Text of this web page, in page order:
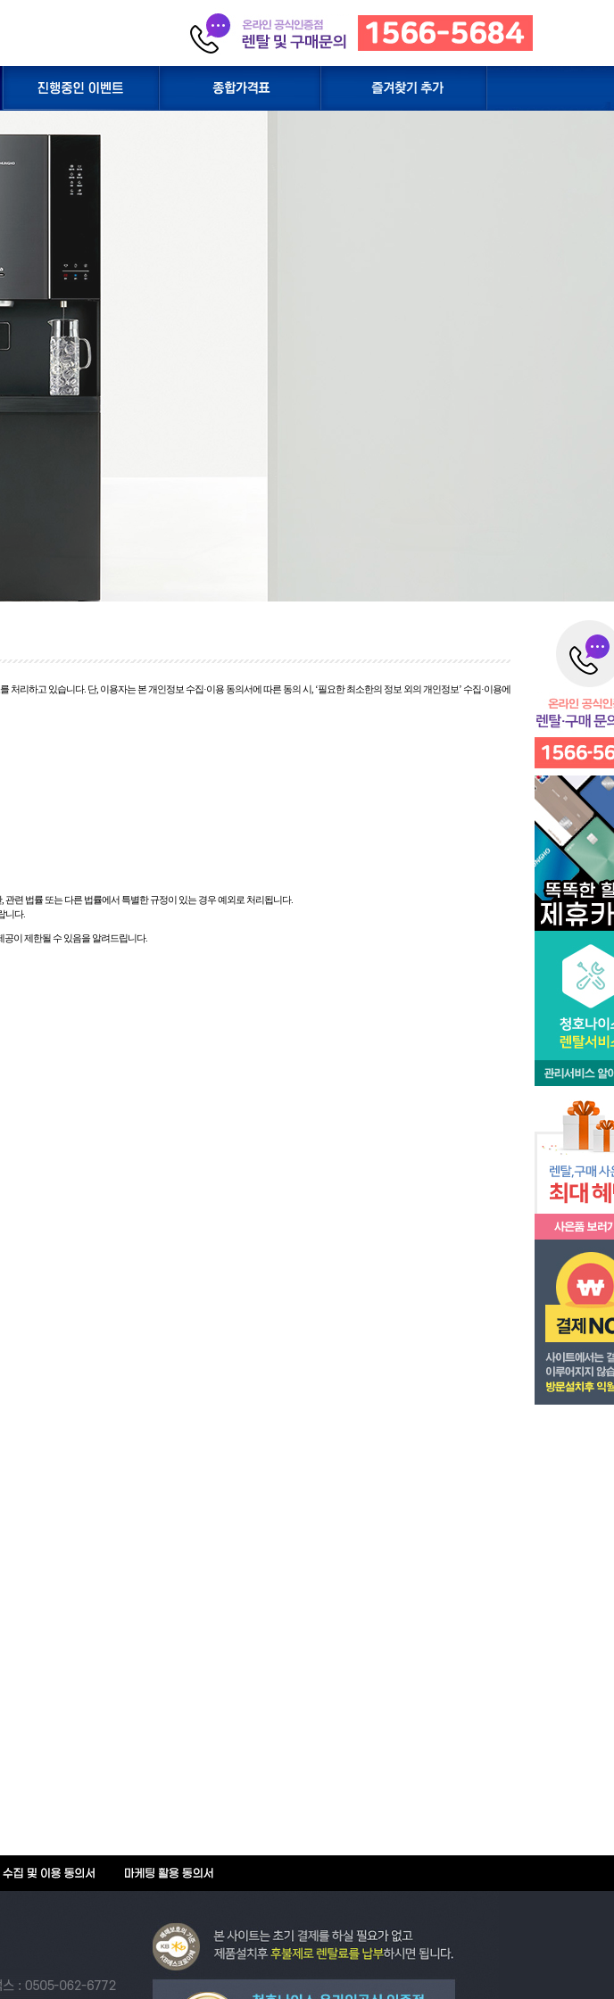
리하고 있습니다. 단, 이용자는 본 개인정보 수집·이용 동의서에 따른 동의 시, ‘필요한 최소한의 정보 외의 개인정보’ 수집·이용에
련 법률 또는 다른 법률에서 특별한 규정이 있는 경우 예외로 처리됩니다.
니다.
이 제한될 수 있음을 알려드립니다.